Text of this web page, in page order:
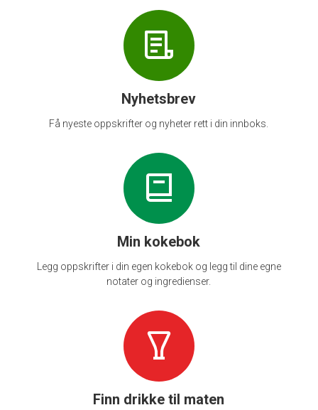
Nyhetsbrev
Få nyeste oppskrifter og nyheter rett i din innboks.
Min kokebok
Legg oppskrifter i din egen kokebok og legg til dine egne
notater og ingredienser.
Finn drikke til maten